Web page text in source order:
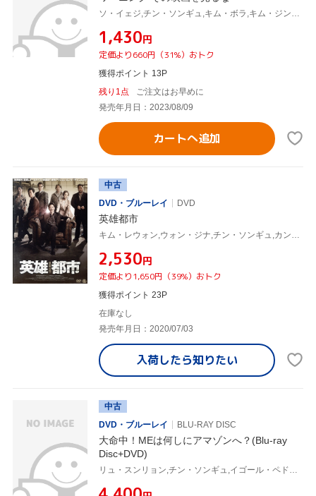
¥1,430円
定価より660円（31%）おトク
獲得ポイント 13P
残り1点
ご注文はお早めに
発売年月日：2023/08/09
カートへ追加
中古
DVD・ブルーレイ
DVD
英雄都市
¥2,530円
定価より1,650円（39%）おトク
獲得ポイント 23P
在庫なし
発売年月日：2020/07/03
入荷したら知りたい
中古
DVD・ブルーレイ
BLU-RAY DISC
大命中！MEは何しにアマゾンへ？(Blu-ray
Disc+DVD)